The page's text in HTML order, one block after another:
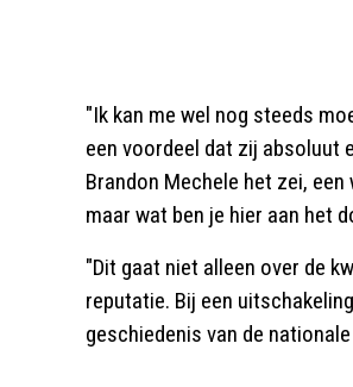
"Ik kan me wel nog steeds
een voordeel dat zij absoluut
Brandon Mechele het zei,
maar wat ben je hier aan het
"Dit gaat niet alleen over de
reputatie. Bij een
geschiedenis van de